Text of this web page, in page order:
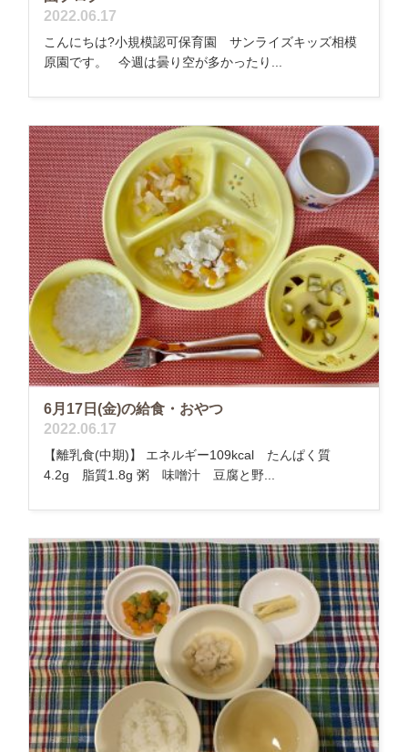
2022.06.17
こんにちは?小規模認可保育園 サンライズキッズ相模
原園です。 今週は曇り空が多かったり...
6月17日(金)の給食・おやつ
2022.06.17
【離乳食(中期)】 エネルギー109kcal たんぱく質
4.2g 脂質1.8g 粥 味噌汁 豆腐と野...